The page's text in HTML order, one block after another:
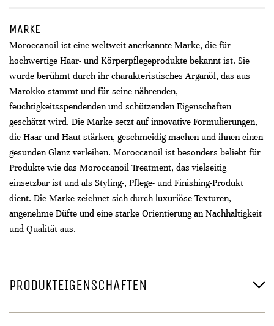
MARKE
Moroccanoil ist eine weltweit anerkannte Marke, die für
hochwertige Haar- und Körperpflegeprodukte bekannt ist. Sie
wurde berühmt durch ihr charakteristisches Arganöl, das aus
Marokko stammt und für seine nährenden,
feuchtigkeitsspendenden und schützenden Eigenschaften
geschätzt wird. Die Marke setzt auf innovative Formulierungen,
die Haar und Haut stärken, geschmeidig machen und ihnen einen
gesunden Glanz verleihen. Moroccanoil ist besonders beliebt für
Produkte wie das Moroccanoil Treatment, das vielseitig
einsetzbar ist und als Styling-, Pflege- und Finishing-Produkt
dient. Die Marke zeichnet sich durch luxuriöse Texturen,
angenehme Düfte und eine starke Orientierung an Nachhaltigkeit
und Qualität aus.
PRODUKTEIGENSCHAFTEN